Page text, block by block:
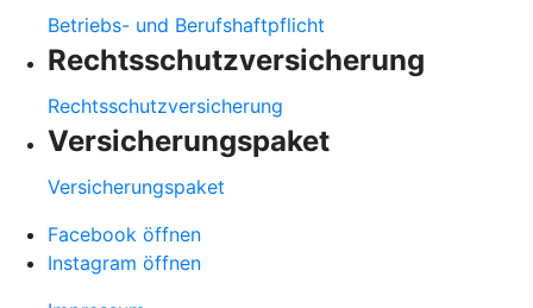
Betriebs- und Berufshaftpflicht
Rechtsschutzversicherung
Rechtsschutzversicherung
Versicherungspaket
Versicherungspaket
Facebook öffnen
Instagram öffnen